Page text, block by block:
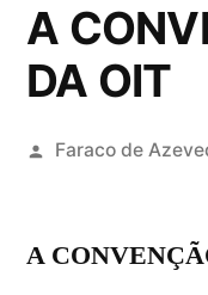
A
DA OIT
Faraco de
A